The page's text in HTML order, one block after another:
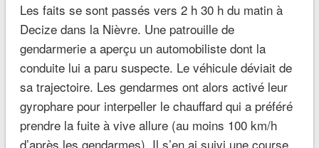
Les faits se sont passés vers 2 h 30 h du matin à
Decize dans la Nièvre. Une patrouille de
gendarmerie a aperçu un automobiliste dont la
conduite lui a paru suspecte. Le véhicule déviait de
sa trajectoire. Les gendarmes ont alors activé leur
gyrophare pour interpeller le chauffard qui a préféré
prendre la fuite à vive allure (au moins 100 km/h
d’après les gendarmes). Il s’en ai suivi une course